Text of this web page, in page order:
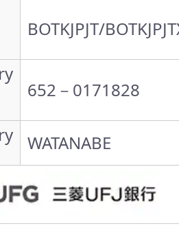
BOTKJPJT/
652－0171828
WATANABE